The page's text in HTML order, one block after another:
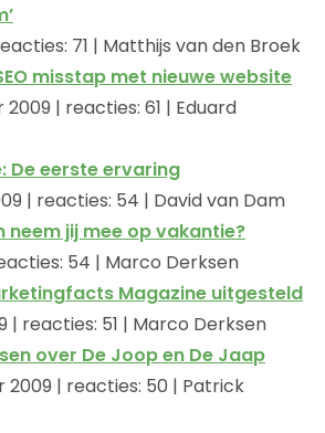
71 | Matthijs van den Broek
misstap met nieuwe website
| reacties: 61 | Eduard
De eerste ervaring
| reacties: 54 | David van Dam
neem jij mee op vakantie?
54 | Marco Derksen
Magazine uitgesteld
| reacties: 51 | Marco Derksen
over De Joop en De Jaap
| reacties: 50 | Patrick